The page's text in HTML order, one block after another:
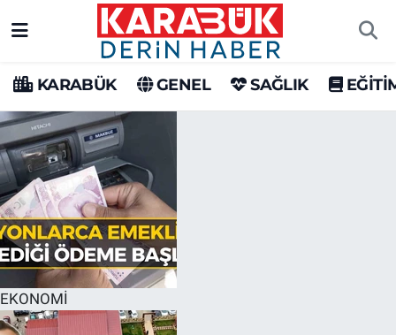
KARABÜK GENEL SAĞLIK
EKONOMİ
Karabük Hava Durumu
Karabük Trafik Yoğunluk Haritası
Süper Lig Puan Durumu ve Fikstür
Tüm Manşetler
Son Dakika Haberleri